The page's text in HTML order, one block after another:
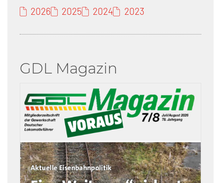
2026 2025 2024 2023
GDL Magazin